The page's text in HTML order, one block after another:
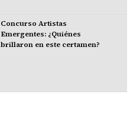
Concurso Artistas
Emergentes: ¿Quiénes
brillaron en este certamen?